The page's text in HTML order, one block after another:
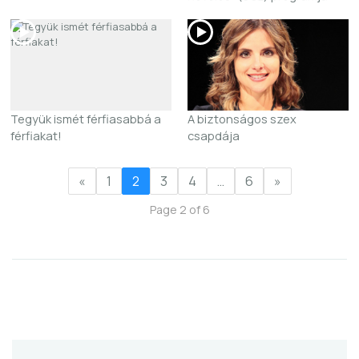
Tegyük ismét férfiasabbá a
férfiakat!
A biztonságos szex
csapdája
« 1 2 3 4 … 6 »
Page 2 of 6